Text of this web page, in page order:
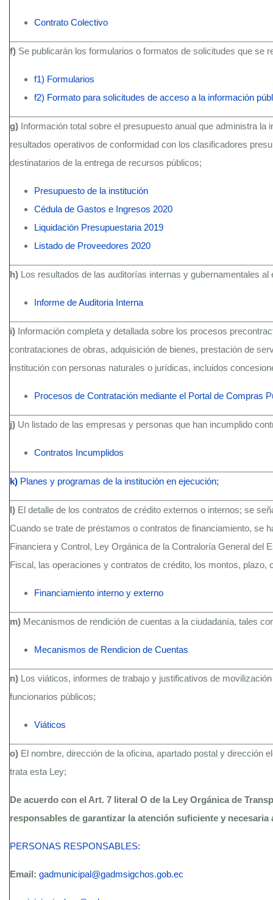
Contrato Colectivo
f) Se publicarán los formularios o formatos de solicitudes que se
f1) Formularios
f2) Formato para solicitudes de acceso a la información
g) Información total sobre el presupuesto anual que administra
resultados operativos de conformidad con los clasificadores
destinatarios de la entrega de recursos públicos;
Presupuesto de la institución
Cédula de Gastos e Ingresos 2020
Liquidación Presupuestaria 2019
Listado de Proveedores 2020
h) Los resultados de las auditorías internas y gubernamentales al
Informe de Auditoria Interna
i) Información completa y detallada sobre los procesos
contrataciones de obras, adquisición de bienes, prestación de
institución con personas naturales o jurídicas, incluidos
Procesos de Contratación mediante el Portal de Compras
j) Un listado de las empresas y personas que han incumplido
Contratos Incumplidos
k) Planes y programas de la institución en ejecución;
l) El detalle de los contratos de crédito externos o internos; se
Cuando se trate de préstamos o contratos de financiamiento, se
Financiera y Control, Ley Orgánica de la Contraloría General del
Fiscal, las operaciones y contratos de crédito, los montos, plazo,
Financiamiento interno y externo
m) Mecanismos de rendición de cuentas a la ciudadanía, tales
Mecanismos de Rendicion de Cuentas
n) Los viáticos, informes de trabajo y justificativos de
funcionarios públicos;
Viáticos
o) El nombre, dirección de la oficina, apartado postal y dirección
trata esta Ley;
De acuerdo con el Art. 7 literal O de la Ley Orgánica de
responsables de garantizar la atención suficiente y
PERSONAS RESPONSABLES:
Email: gadmunicipal@gadmsigchos.gob.ec